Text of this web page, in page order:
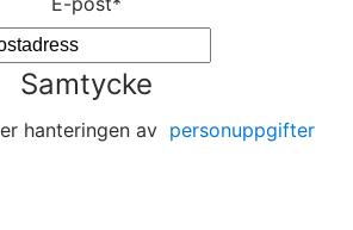
Samtycke
hanteringen av personuppgifter